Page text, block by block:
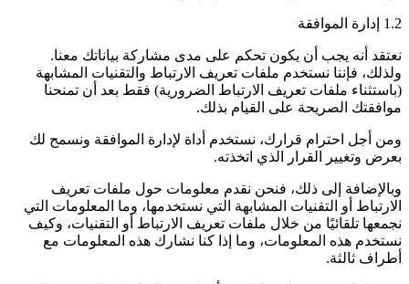
1.2 إدارة الموافقة
نعتقد أنه يجب أن يكون تحكم على مدى مشاركة بياناتك معنا.
ولذلك، فإننا نستخدم ملفات تعريف الارتباط والتقنيات المشابهة
(باستثناء ملفات تعريف الارتباط الضرورية) فقط بعد أن تمنحنا
موافقتك الصريحة على القيام بذلك.
ومن أجل احترام قرارك، نستخدم أداة لإدارة الموافقة ونسمح لك
بعرض وتغيير القرار الذي اتخذته.
وبالإضافة إلى ذلك، فنحن نقدم معلومات حول ملفات تعريف
الارتباط أو التقنيات المشابهة التي نستخدمها، وما المعلومات التي
نجمعها تلقائيًا من خلال ملفات تعريف الارتباط أو التقنيات، وكيف
نستخدم هذه المعلومات، وما إذا كنا نشارك هذه المعلومات مع
أطراف ثالثة.